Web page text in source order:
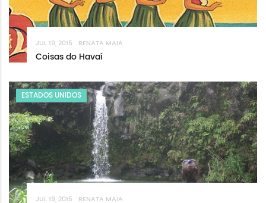
JUL 19, 2015 RENATA MAIA
Coisas do Havaí
ESTADOS UNIDOS
JUL 19, 2015 RENATA MAIA